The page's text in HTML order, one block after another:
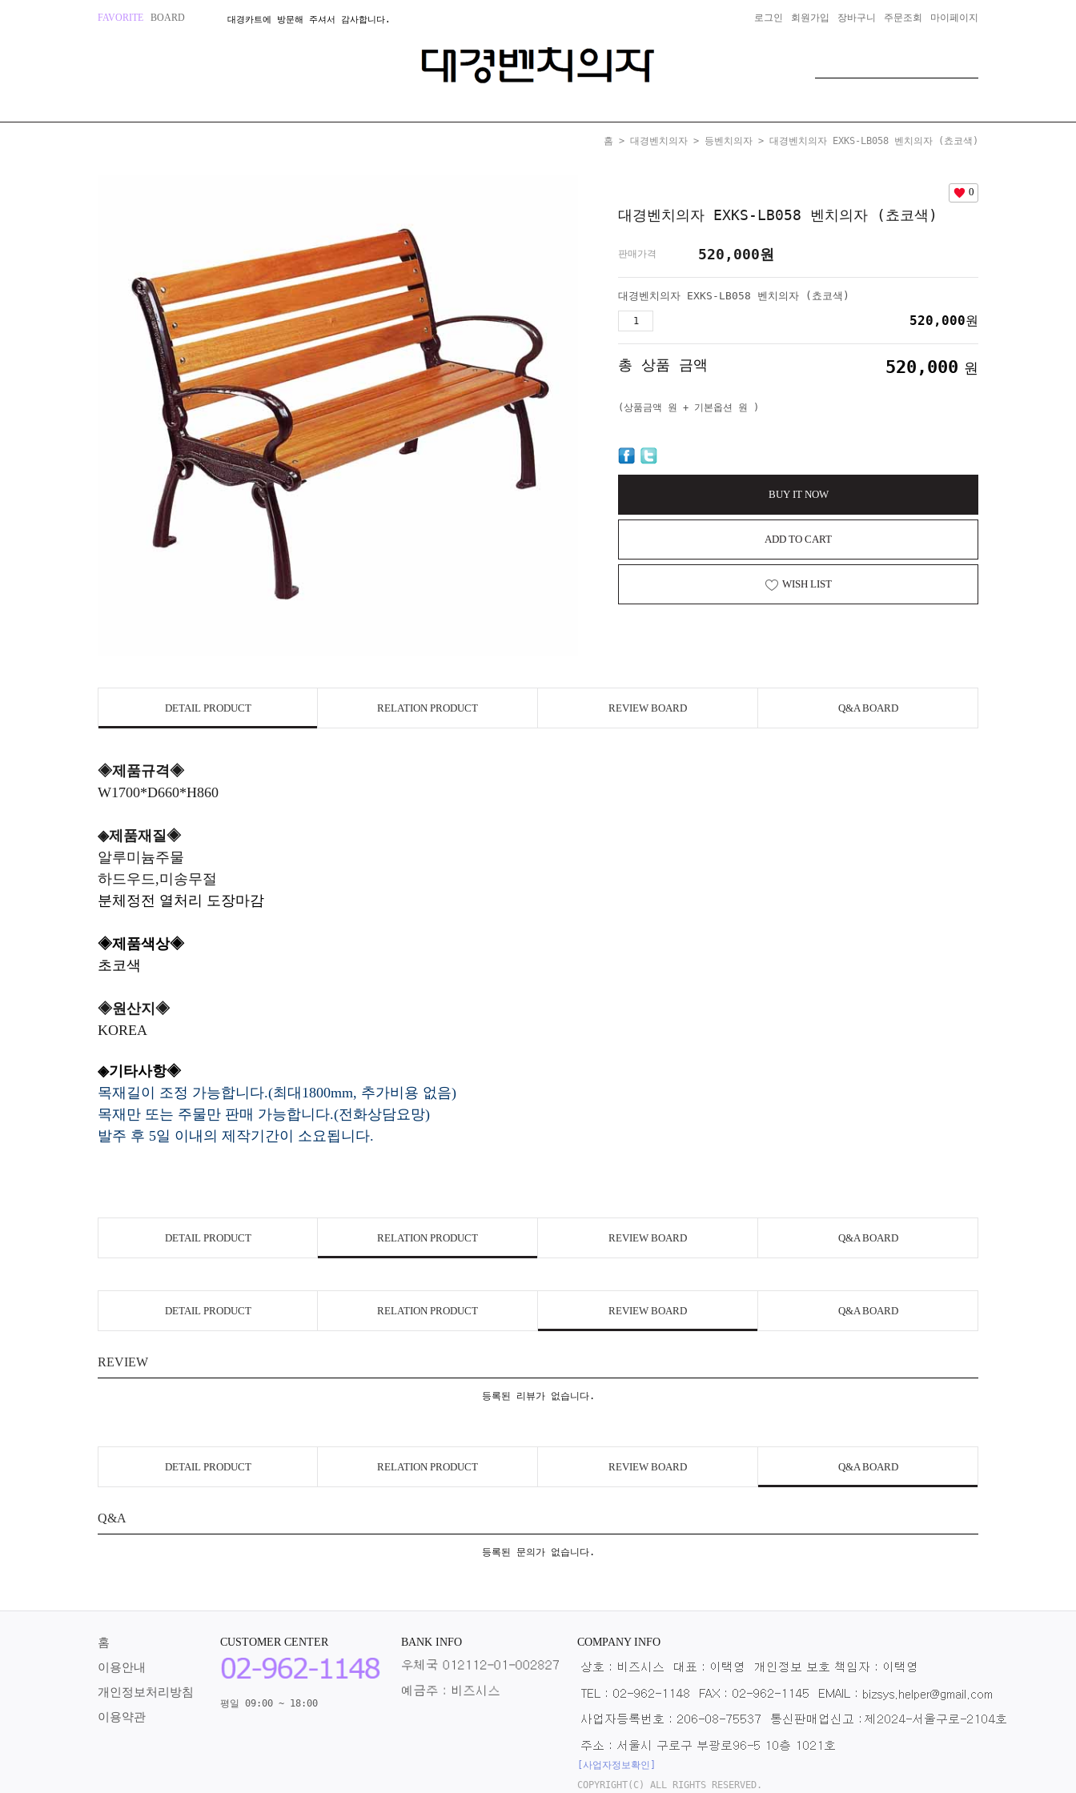
FAVORITE BOARD 대경카트에 방문해 주셔서 감사합니다. 로그인 회원가입 장바구니 주문조회 마이페이지
홈 > 대경벤치의자 > 등벤치의자 > 대경벤치의자 EXKS-LB058 벤치의자 (쵸코색)
0
대경벤치의자 EXKS-LB058 벤치의자 (쵸코색)
판매가격 520,000원
대경벤치의자 EXKS-LB058 벤치의자 (쵸코색)
520,000원
총 상품 금액 520,000 원
(상품금액 원 + 기본옵션 원 )
BUY IT NOW
ADD TO CART
WISH LIST
DETAIL PRODUCT RELATION PRODUCT REVIEW BOARD Q&A BOARD
◈제품규격◈
W1700*D660*H860
◈제품재질◈
알루미늄주물
하드우드,미송무절
분체정전 열처리 도장마감
◈제품색상◈
초코색
◈원산지◈
KOREA
◈기타사항◈
목재길이 조정 가능합니다.(최대1800mm, 추가비용 없음)
목재만 또는 주물만 판매 가능합니다.(전화상담요망)
발주 후 5일 이내의 제작기간이 소요됩니다.
DETAIL PRODUCT RELATION PRODUCT REVIEW BOARD Q&A BOARD
DETAIL PRODUCT RELATION PRODUCT REVIEW BOARD Q&A BOARD
REVIEW
등록된 리뷰가 없습니다.
DETAIL PRODUCT RELATION PRODUCT REVIEW BOARD Q&A BOARD
Q&A
등록된 문의가 없습니다.
홈
이용안내
개인정보처리방침
이용약관
CUSTOMER CENTER
평일 09:00 ~ 18:00
BANK INFO COMPANY INFO
[사업자정보확인]
COPYRIGHT(C) ALL RIGHTS RESERVED.